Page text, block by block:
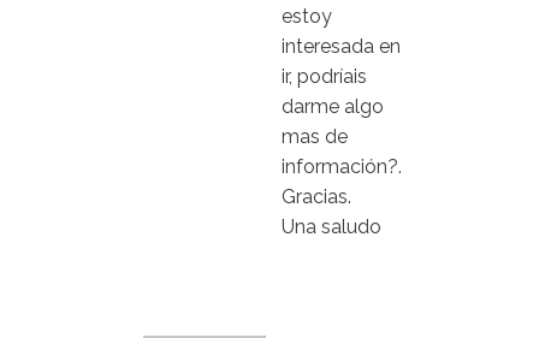
estoy
interesada en
ir, podríais
darme algo
mas de
información?.
Gracias.
Una saludo